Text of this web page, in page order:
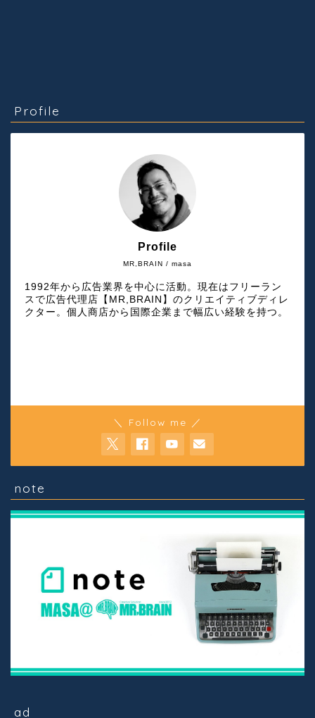
Profile
MR,BRAIN / masa
Profile
1992年から広告業界を中心に活動。現在はフリーラン
スで広告代理店【MR,BRAIN】のクリエイティブディレ
クター。個人商店から国際企業まで幅広い経験を持つ。
＼ Follow me ／
note
ad